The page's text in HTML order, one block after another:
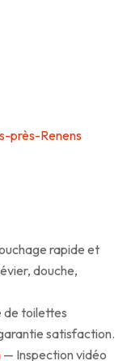
près-Renens
rapide et
douche,
de toilettes
satisfaction.
— Inspection vidéo